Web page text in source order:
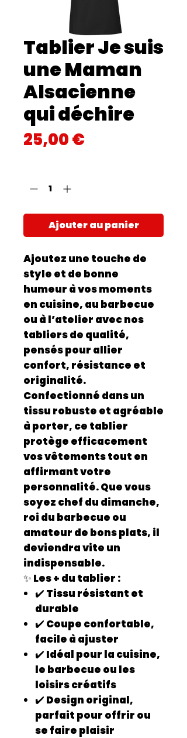
Tablier Je suis
une Maman
Alsacienne
qui déchire
25,00 €Prix
Ajouter au panier
Ajoutez une touche de
style et de bonne
humeur à vos moments
en cuisine, au barbecue
ou à l’atelier avec nos
tabliers de qualité,
pensés pour allier
confort, résistance et
originalité.
Confectionné dans un
tissu robuste et agréable
à porter, ce tablier
protège efficacement
vos vêtements tout en
affirmant votre
personnalité. Que vous
soyez chef du dimanche,
roi du barbecue ou
amateur de bons plats, il
deviendra vite un
indispensable.
✨ Les + du tablier :
✔️ Tissu résistant et
durable
✔️ Coupe confortable,
facile à ajuster
✔️ Idéal pour la cuisine,
le barbecue ou les
loisirs créatifs
✔️ Design original,
parfait pour offrir ou
se faire plaisir